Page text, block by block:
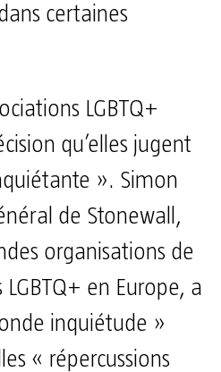
certaines
LGBTQ+
qu’elles jugent
». Simon
de Stonewall,
organisations de
en Europe, a
inquiétude »
« répercussions